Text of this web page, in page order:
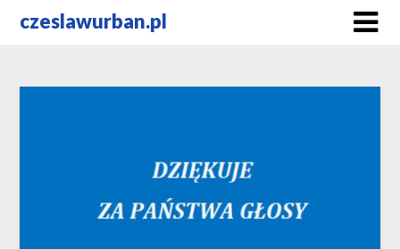
czeslawurban.pl